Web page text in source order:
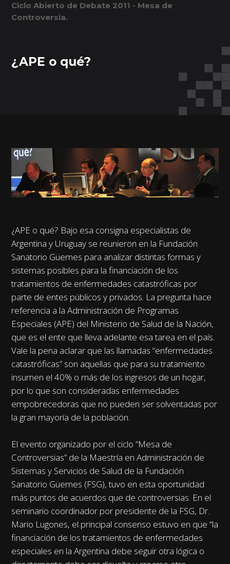
Ciclo Abierto de Debate 2011 - Mesa de
Controversia.
¿APE o qué?
¿APE o qué? Bajo esa consigna especialistas de
Argentina y Uruguay se reunieron en la Fundación
Sanatorio Güemes para analizar distintas formas y
sistemas posibles para la financiación de los
tratamientos de enfermedades catastróficas por
parte de entes públicos y privados. La pregunta hace
referencia a la Administración de Programas
Especiales (APE) del Ministerio de Salud de la Nación,
que es el ente que lleva adelante esa tarea en el país.
Vale la pena aclarar que las llamadas “enfermedades
catastróficas” son aquellas que para su tratamiento
insumen el 40% o más de los ingresos de un hogar,
por lo que son consideradas enfermedades
empobrecedoras que no pueden ser solventadas por
la gran mayoría de la población.
El evento organizado por el ciclo “Mesa de
Controversias” de la Maestría en Administración de
Sistemas y Servicios de Salud de la Fundación
Sanatorio Güemes (FSG), tuvo en esta oportunidad
más puntos de acuerdos que de controversias. En el
seminario coordinador por presidente de la FSG, Dr.
Mario Lugones, el principal consenso estuvo en que “la
financiación de los tratamientos de enfermedades
especiales en la Argentina debe seguir otra lógica o